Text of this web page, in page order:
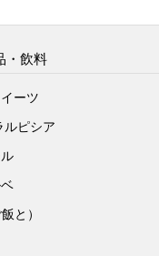
・飲料
ーツ
ルピシア
と）